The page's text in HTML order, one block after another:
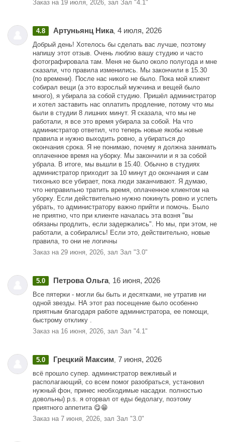
Заказ на 19 июля, 2026, зал Зал "4.1"
4.8 Артуньянц Ника, 4 июля, 2026
Добрый день! Хотелось бы сделать вас лучше, поэтому
напишу этот отзыв. Очень люблю вашу студию и часто
фотографировала там. Меня не было около полугода и мне
сказали, что правила изменились. Мы закончили в 15.30
(по времени). После нас никого не было. Пока мой клиент
собирал вещи (а это взрослый мужчина и вещей было
много), я убирала за собой студию. Пришёл администратор
и хотел заставить нас оплатить продление, потому что мы
были в студии 8 лишних минут. Я сказала, что мы не
работали, я все это время убирала за собой. На что
администратор ответил, что теперь новые якобы новые
правила и нужно выходить ровно, а убираться до
окончания срока. Я не понимаю, почему я должна занимать
оплаченное время на уборку. Мы закончили и я за собой
убрала. В итоге, мы вышли в 15.40. Обычно в студиях
администратор приходит за 10 минут до окончания и сам
тихонько все убирает, пока люди заканчивают. Я думаю,
что неправильно тратить время, оплаченное клиентом на
уборку. Если действительно нужно покинуть ровно и успеть
убрать, то администратору важно прийти и помочь. Было
не приятно, что при клиенте началась эта возня "вы
обязаны продлить, если задержались". Но мы, при этом, не
работали, а собирались! Если это, действительно, новые
правила, то они не логичны
Заказ на 29 июня, 2026, зал Зал "3.0"
5.0 Петрова Ольга, 16 июня, 2026
Все пятерки - могли бы быть и десятками, не утратив ни
одной звезды. НА этот раз посещение было особенно
приятным благодаря работе администратора, ее помощи,
быстрому отклику .
Заказ на 16 июня, 2026, зал Зал "4.1"
5.0 Грецкий Максим, 7 июня, 2026
всё прошло супер. администратор вежливый и
располагающий, со всем помог разобраться, установил
нужный фон, принес необходимые насадки. полностью
довольны) p.s. я оторвал от еды бедолагу, поэтому
приятного аппетита 😋😁
Заказ на 7 июня, 2026, зал Зал "3.0"